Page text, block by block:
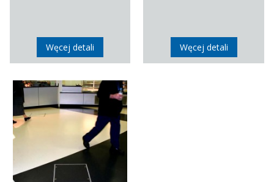
Węcej detali Węcej detali